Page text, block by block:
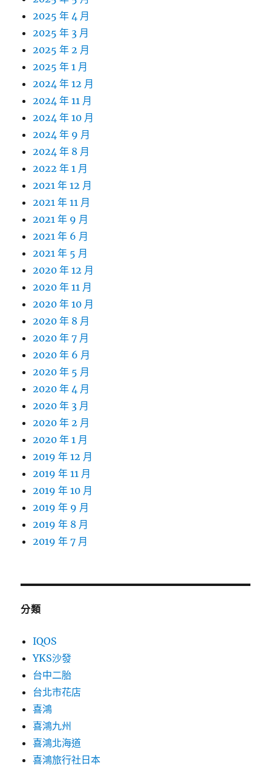
2025 年 4 月
2025 年 3 月
2025 年 2 月
2025 年 1 月
2024 年 12 月
2024 年 11 月
2024 年 10 月
2024 年 9 月
2024 年 8 月
2022 年 1 月
2021 年 12 月
2021 年 11 月
2021 年 9 月
2021 年 6 月
2021 年 5 月
2020 年 12 月
2020 年 11 月
2020 年 10 月
2020 年 8 月
2020 年 7 月
2020 年 6 月
2020 年 5 月
2020 年 4 月
2020 年 3 月
2020 年 2 月
2020 年 1 月
2019 年 12 月
2019 年 11 月
2019 年 10 月
2019 年 9 月
2019 年 8 月
2019 年 7 月
分類
IQOS
YKS沙發
台中二胎
台北市花店
喜鴻
喜鴻九州
喜鴻北海道
喜鴻旅行社日本